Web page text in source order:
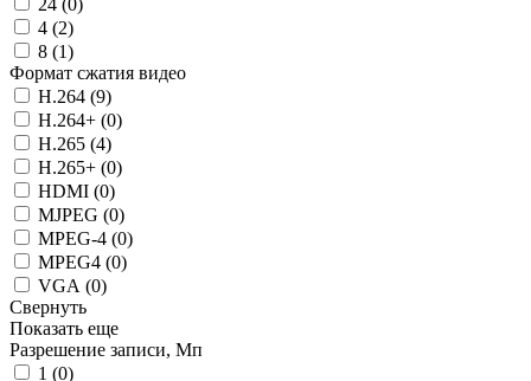
4 (2)
8 (1)
Формат сжатия видео
H.264 (9)
H.264+ (0)
H.265 (4)
H.265+ (0)
HDMI (0)
MJPEG (0)
MPEG-4 (0)
MPEG4 (0)
VGA (0)
Свернуть
Показать еще
Разрешение записи, Мп
1 (0)